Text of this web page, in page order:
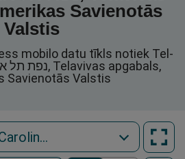
Savienotās
Valstis
mobilo datu tīkls notiek Tel-
Savienotās Valstis
Carolina West Wireless